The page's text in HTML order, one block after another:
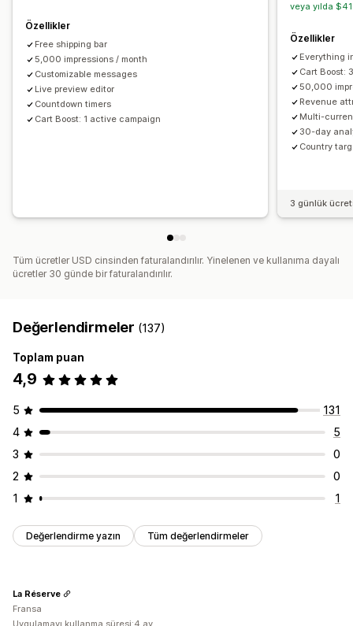
Günlük fırsatlar
Süresi sınırlı promosyon
Son kullanma tarihi
Özel etkinlik
Mağaza lansmanı
A/B testi Davranış takibi
Gerçek zamanlı analizler
Müşteri segmentleri
Özellikler
Free shipping bar
5,000 impressions / month
Customizable messages
Live preview editor
Countdown timers
Cart Boost: 1 active campaign
veya yılda
Özellikler
Everything
Cart Boost:
50,000
Revenue
Multi-
30-day
Country
3 günlük
Tüm ücretler USD cinsinden faturalandırılır. Yinelenen ve kullanıma dayalı
ücretler 30 günde bir faturalandırılır.
Değerlendirmeler (137)
Toplam puan
4,9
5
131
4
5
3
0
2
0
1
1
Değerlendirme yazın Tüm değerlendirmeler
La Réserve
Fransa